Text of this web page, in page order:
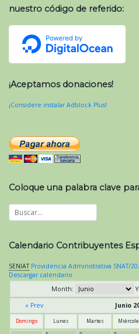
nuestro código de referido:
¡Aceptamos donaciones!
¡Considere instalar Adblock Plus!
Coloque una palabra clave
Calendario Contribuyentes
SENIAT Providencia Administrativa SNAT/
Descargar calendario
Month:
« Prev
Junio
Domingo Lunes Martes